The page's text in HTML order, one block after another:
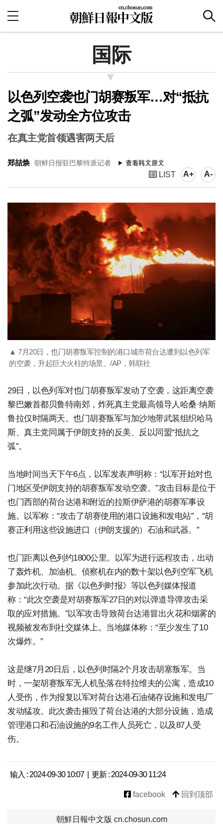
国际
以色列空袭也门胡赛叛军…对“抵抗
之弧”发动全方位攻击
在真主党首领遇害两天后
郑喆焕 朝鲜日报驻巴黎特派记者
LIST A+ A-
▲ 7月20日，也门胡赛叛军控制的港口城市荷台达遭到以色列军
的空袭，升起巨大火柱的场景。/AP，韩联社
29日，以色列军对也门胡赛叛军发动了空袭，这距离空袭
黎巴嫩首都贝鲁特南郊，炸死真主党最高领导人哈桑·纳斯
鲁拉仅时隔两天。也门胡赛叛军与加沙地带武装组织哈马
斯、真主党同属于伊朗支持的反美、反以同盟“抵抗之
弧”。
当地时间当天下午6点，以军发表声明称：“以军开始对也
门地区受伊朗支持的胡赛叛军发动空袭。”攻击目标是位于
也门西部的荷台达港和附近的拉斯伊萨港的胡赛军事设
施。以军称：“攻击了胡赛使用的港口设施和发电站”，“胡
赛正利用这些设施进口（伊朗支援的）石油和武器。”
也门距离以色列约1800公里。以军为进行远程攻击，出动
了轰炸机、加油机、侦察机在内的数十架以色列空军飞机
参加此次行动。据《以色列时报》等以色列媒体报道
称：“此次空袭是对胡赛叛军27日的对以弹道导弹攻击采
取的应对措施。”以军攻击导致荷台达港冒出火花和烟雾的
视频被发布到社交媒体上。当地媒体称：“至少发生了10
次爆炸。”
这是继7月20日后，以色列时隔2个月攻击胡塞叛军。当
时，一架胡赛叛军无人机坠落在特拉维夫的公寓，造成10
人受伤，作为报复以军对荷台达港石油储存设施和发电厂
发动猛攻。此次袭击摧毁了荷台达港的大部分设施，造成
管理港口和石油设施的9名工作人员死亡，以及87人受
伤。
输入 : 2024-09-30 10:07 | 更新 : 2024-09-30 11:24
facebook 回到顶部
朝鮮日報中文版 cn.chosun.com